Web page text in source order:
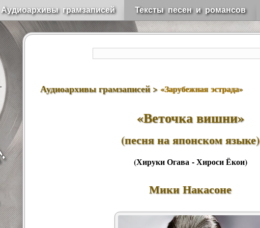
Аудиоархивы грамзаписей Тексты песен и романсов
Аудиоархивы грамзаписей > «Зарубежная эстрада»
«Веточка вишни»
(песня на японском языке)
(Хируки Огава - Хироси Ёкои)
Мики Накасоне